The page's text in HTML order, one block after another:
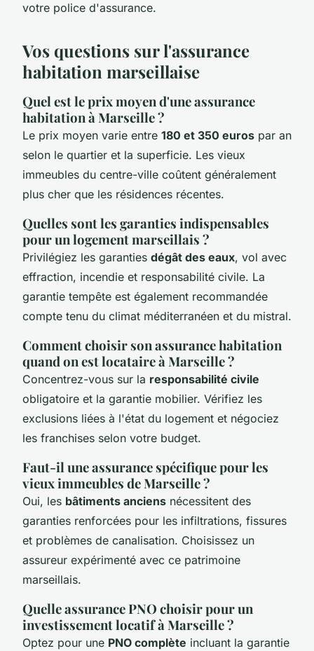
votre police d'assurance.
Vos questions sur l'assurance
habitation marseillaise
Quel est le prix moyen d'une assurance
habitation à Marseille ?
Le prix moyen varie entre 180 et 350 euros par an
selon le quartier et la superficie. Les vieux
immeubles du centre-ville coûtent généralement
plus cher que les résidences récentes.
Quelles sont les garanties indispensables
pour un logement marseillais ?
Privilégiez les garanties dégât des eaux, vol avec
effraction, incendie et responsabilité civile. La
garantie tempête est également recommandée
compte tenu du climat méditerranéen et du mistral.
Comment choisir son assurance habitation
quand on est locataire à Marseille ?
Concentrez-vous sur la responsabilité civile
obligatoire et la garantie mobilier. Vérifiez les
exclusions liées à l'état du logement et négociez
les franchises selon votre budget.
Faut-il une assurance spécifique pour les
vieux immeubles de Marseille ?
Oui, les bâtiments anciens nécessitent des
garanties renforcées pour les infiltrations, fissures
et problèmes de canalisation. Choisissez un
assureur expérimenté avec ce patrimoine
marseillais.
Quelle assurance PNO choisir pour un
investissement locatif à Marseille ?
Optez pour une PNO complète incluant la garantie